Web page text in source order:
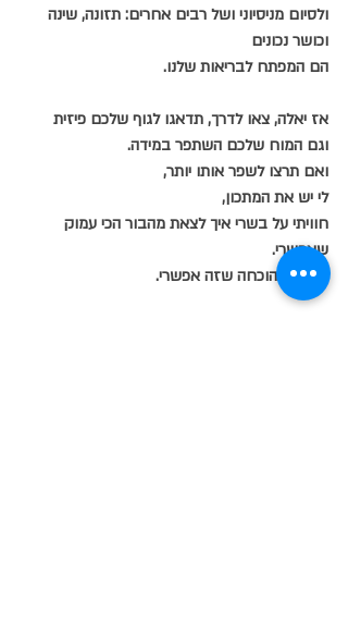
ולסיום מניסיוני ושל רבים אחרים: תזונה, שינה
וכושר נכונים
הם המפתח לבריאות שלנו.
אז יאלה, צאו לדרך, תדאגו לגוף שלכם פיזית
וגם המוח שלכם השתפר במידה.
ואם תרצו לשפר אותו יותר,
לי יש את המתכון,
חוויתי על בשרי איך לצאת מהבור הכי עמוק
שאפשרי.
כן, אני ההוכחה שזה אפשרי.